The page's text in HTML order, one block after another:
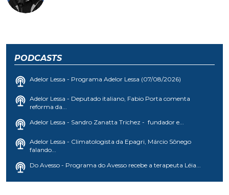
PODCASTS
Adelor Lessa - Programa Adelor Lessa (07/08/2026)
Adelor Lessa - Deputado italiano, Fabio Porta comenta
reforma da...
Adelor Lessa - Sandro Zanatta Trichez - fundador e...
Adelor Lessa - Climatologista da Epagri, Márcio Sônego
falando...
Do Avesso - Programa do Avesso recebe a terapeuta Léia...